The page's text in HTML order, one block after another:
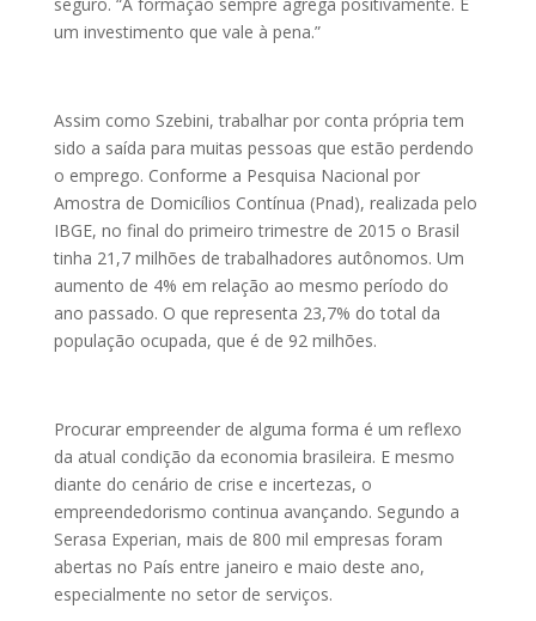
um investimento que vale à pena.”
Assim como Szebini, trabalhar por conta própria tem
sido a saída para muitas pessoas que estão perdendo
o emprego. Conforme a Pesquisa Nacional por
Amostra de Domicílios Contínua (Pnad), realizada pelo
IBGE, no final do primeiro trimestre de 2015 o Brasil
tinha 21,7 milhões de trabalhadores autônomos. Um
aumento de 4% em relação ao mesmo período do
ano passado. O que representa 23,7% do total da
população ocupada, que é de 92 milhões.
Procurar empreender de alguma forma é um reflexo
da atual condição da economia brasileira. E mesmo
diante do cenário de crise e incertezas, o
empreendedorismo continua avançando. Segundo a
Serasa Experian, mais de 800 mil empresas foram
abertas no País entre janeiro e maio deste ano,
especialmente no setor de serviços.